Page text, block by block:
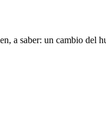
a saber: un cambio del